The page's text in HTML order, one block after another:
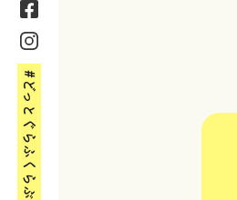
#どっとぐらふくらぶ